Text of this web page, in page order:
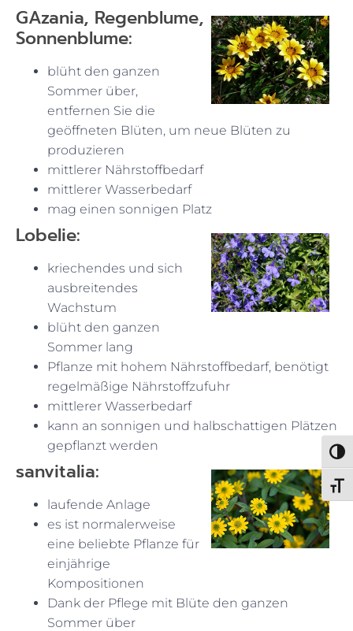
GAzania, Regenblume,
Sonnenblume:
blüht den ganzen
Sommer über,
entfernen Sie die
geöffneten Blüten, um neue Blüten zu
produzieren
mittlerer Nährstoffbedarf
mittlerer Wasserbedarf
mag einen sonnigen Platz
Lobelie:
kriechendes und sich
ausbreitendes
Wachstum
blüht den ganzen
Sommer lang
Pflanze mit hohem Nährstoffbedarf, benötigt
regelmäßige Nährstoffzufuhr
mittlerer Wasserbedarf
kann an sonnigen und halbschattigen Plätzen
gepflanzt werden
sanvitalia:
laufende Anlage
es ist normalerweise
eine beliebte Pflanze für
einjährige
Kompositionen
Dank der Pflege mit Blüte den ganzen
Sommer über